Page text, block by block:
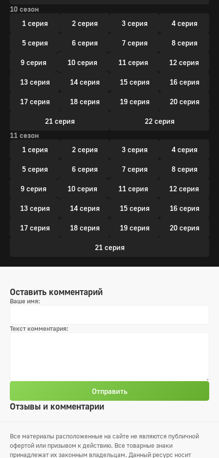
10 сезон
1 серия
2 серия 3 серия 4 серия
5 серия 6 серия 7 серия 8 серия
9 серия 10 серия 11 серия 12 серия
13 серия 14 серия 15 серия 16 серия
17 серия 18 серия 19 серия 20 серия
21 серия
22 серия
11 сезон
1 серия
2 серия 3 серия 4 серия
5 серия 6 серия 7 серия 8 серия
9 серия 10 серия 11 серия 12 серия
13 серия 14 серия 15 серия 16 серия
17 серия 18 серия 19 серия 20 серия
21 серия
Отзывы и комментарии
Оставить комментарий
Ваше имя:
Текст комментария:
Отправить
Все материалы расположенные на сайте не являются публичной
офертой или призывом к действию. Все товарные знаки
принадлежат их законным владельцам. Данный ресурс носит